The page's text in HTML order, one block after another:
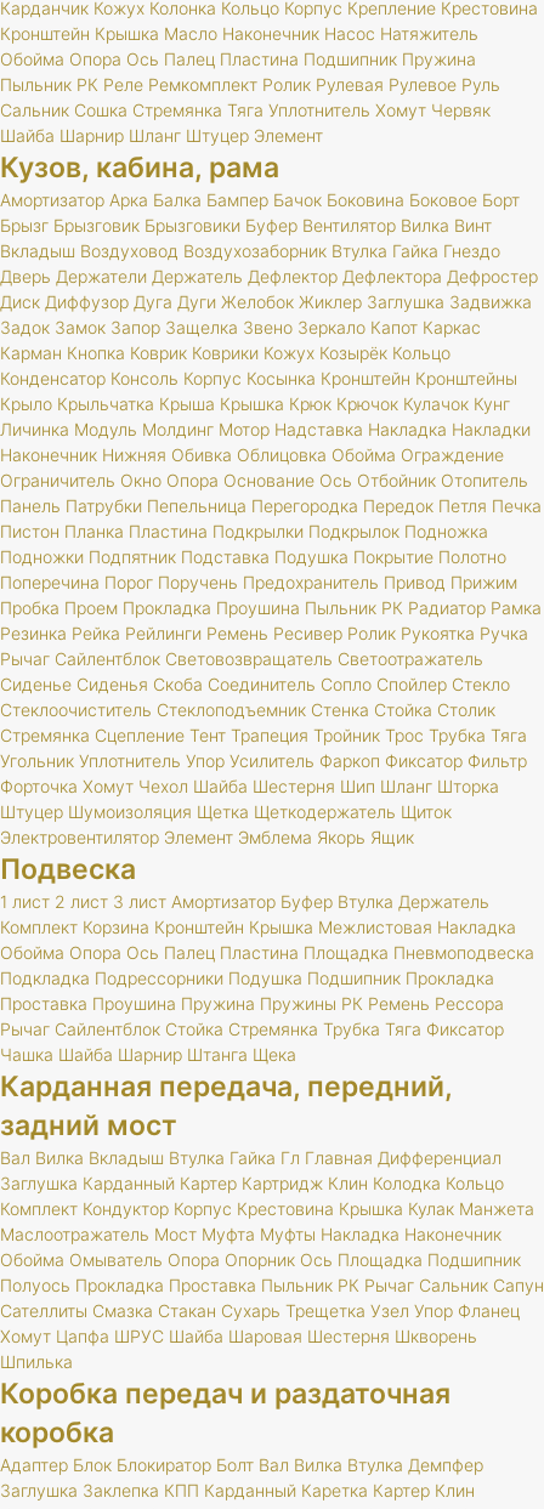
Карданчик Кожух Колонка Кольцо Корпус Крепление Крестовина
Кронштейн Крышка Масло Наконечник Насос Натяжитель
Обойма Опора Ось Палец Пластина Подшипник Пружина
Пыльник РК Реле Ремкомплект Ролик Рулевая Рулевое Руль
Сальник Сошка Стремянка Тяга Уплотнитель Хомут Червяк
Шайба Шарнир Шланг Штуцер Элемент
Кузов, кабина, рама
Амортизатор Арка Балка Бампер Бачок Боковина Боковое Борт
Брызг Брызговик Брызговики Буфер Вентилятор Вилка Винт
Вкладыш Воздуховод Воздухозаборник Втулка Гайка Гнездо
Дверь Держатели Держатель Дефлектор Дефлектора Дефростер
Диск Диффузор Дуга Дуги Желобок Жиклер Заглушка Задвижка
Задок Замок Запор Защелка Звено Зеркало Капот Каркас
Карман Кнопка Коврик Коврики Кожух Козырёк Кольцо
Конденсатор Консоль Корпус Косынка Кронштейн Кронштейны
Крыло Крыльчатка Крыша Крышка Крюк Крючок Кулачок Кунг
Личинка Модуль Молдинг Мотор Надставка Накладка Накладки
Наконечник Нижняя Обивка Облицовка Обойма Ограждение
Ограничитель Окно Опора Основание Ось Отбойник Отопитель
Панель Патрубки Пепельница Перегородка Передок Петля Печка
Пистон Планка Пластина Подкрылки Подкрылок Подножка
Подножки Подпятник Подставка Подушка Покрытие Полотно
Поперечина Порог Поручень Предохранитель Привод Прижим
Пробка Проем Прокладка Проушина Пыльник РК Радиатор Рамка
Резинка Рейка Рейлинги Ремень Ресивер Ролик Рукоятка Ручка
Рычаг Сайлентблок Световозвращатель Светоотражатель
Сиденье Сиденья Скоба Соединитель Сопло Спойлер Стекло
Стеклоочиститель Стеклоподъемник Стенка Стойка Столик
Стремянка Сцепление Тент Трапеция Тройник Трос Трубка Тяга
Угольник Уплотнитель Упор Усилитель Фаркоп Фиксатор Фильтр
Форточка Хомут Чехол Шайба Шестерня Шип Шланг Шторка
Штуцер Шумоизоляция Щетка Щеткодержатель Щиток
Электровентилятор Элемент Эмблема Якорь Ящик
Подвеска
1 лист 2 лист 3 лист Амортизатор Буфер Втулка Держатель
Комплект Корзина Кронштейн Крышка Межлистовая Накладка
Обойма Опора Ось Палец Пластина Площадка Пневмоподвеска
Подкладка Подрессорники Подушка Подшипник Прокладка
Проставка Проушина Пружина Пружины РК Ремень Рессора
Рычаг Сайлентблок Стойка Стремянка Трубка Тяга Фиксатор
Чашка Шайба Шарнир Штанга Щека
Карданная передача, передний,
задний мост
Вал Вилка Вкладыш Втулка Гайка Гл Главная Дифференциал
Заглушка Карданный Картер Картридж Клин Колодка Кольцо
Комплект Кондуктор Корпус Крестовина Крышка Кулак Манжета
Маслоотражатель Мост Муфта Муфты Накладка Наконечник
Обойма Омыватель Опора Опорник Ось Площадка Подшипник
Полуось Прокладка Проставка Пыльник РК Рычаг Сальник Сапун
Сателлиты Смазка Стакан Сухарь Трещетка Узел Упор Фланец
Хомут Цапфа ШРУС Шайба Шаровая Шестерня Шкворень
Шпилька
Коробка передач и раздаточная
коробка
Адаптер Блок Блокиратор Болт Вал Вилка Втулка Демпфер
Заглушка Заклепка КПП Карданный Каретка Картер Клин